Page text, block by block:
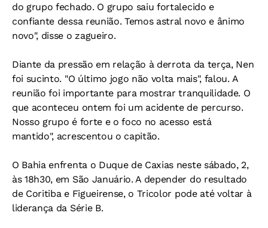
do grupo fechado. O grupo saiu fortalecido e
confiante dessa reunião. Temos astral novo e ânimo
novo", disse o zagueiro.
Diante da pressão em relação à derrota da terça, Nen
foi sucinto. "O último jogo não volta mais", falou. A
reunião foi importante para mostrar tranquilidade. O
que aconteceu ontem foi um acidente de percurso.
Nosso grupo é forte e o foco no acesso está
mantido", acrescentou o capitão.
O Bahia enfrenta o Duque de Caxias neste sábado, 2,
às 18h30, em São Januário. A depender do resultado
de Coritiba e Figueirense, o Tricolor pode até voltar à
liderança da Série B.